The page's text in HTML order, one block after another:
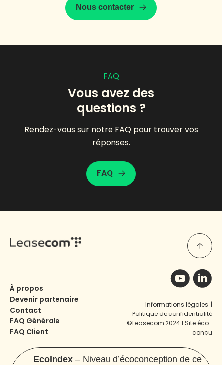
Nous contacter
FAQ
Vous avez des
questions ?
Rendez-vous sur notre FAQ pour trouver vos
réponses.
FAQ
À propos
Devenir partenaire
Contact
FAQ Générale
FAQ Client
Informations légales |
Politique de confidentialité
©Leasecom 2024 I Site éco-
conçu
EcoIndex – Niveau d’écoconception de ce